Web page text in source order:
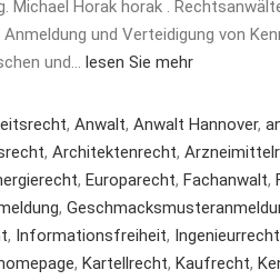
Michael Horak horak .
und Verteidigung von
und… lesen Sie mehr
, Anwalt, Anwalt Hannover,
, Architektenrecht,
, Europarecht, Fachanwalt,
,
, Informationsfreiheit, Ingenieurrecht
, Kartellrecht, Kaufrecht,